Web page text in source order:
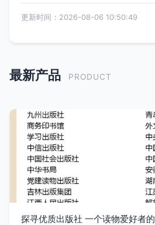
更新时间：2026-08-06 10:50:49
最新产品 PRODUCT
探寻优质出版社 一个读物爱好者